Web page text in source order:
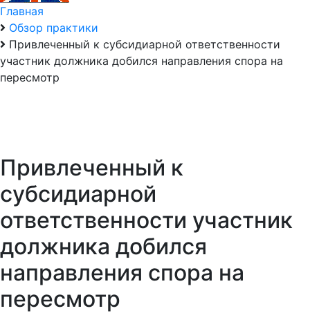
Главная
Обзор практики
Привлеченный к субсидиарной ответственности
участник должника добился направления спора на
пересмотр
Привлеченный к
субсидиарной
ответственности участник
должника добился
направления спора на
пересмотр